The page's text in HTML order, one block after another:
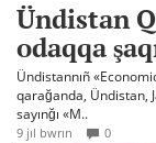
Ündistan
odaqqa
Ündistannıñ
qarağanda, Ündistan,
sayınğı «M..
9 jıl bwrın 0